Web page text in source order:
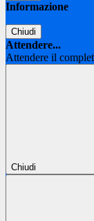
Informazione
Chiudi
Attendere...
Attendere il
Chiudi